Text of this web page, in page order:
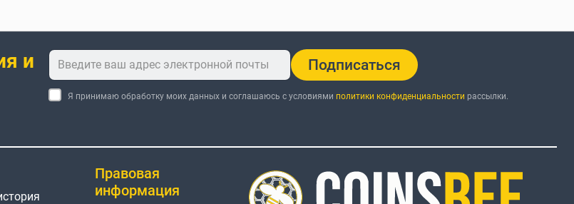
и
Подписаться
Я принимаю обработку моих данных и соглашаюсь с условиями политики конфиденциальности рассылки.
Правовая
информация